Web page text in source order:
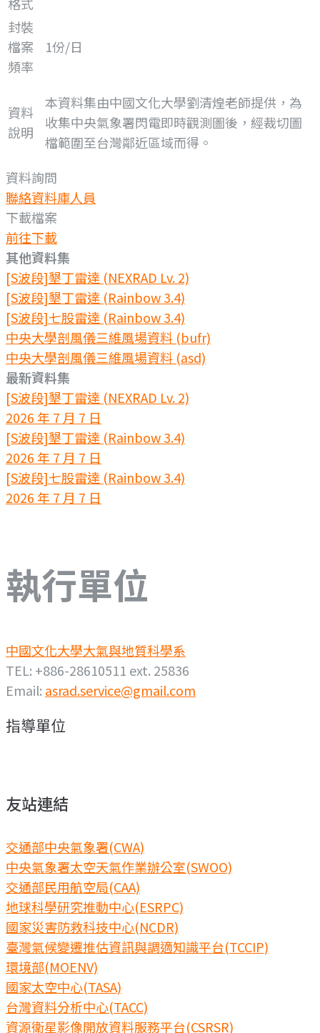
封裝
檔案
頻率
1份/日
資料
說明
本資料集由中國文化大學劉清煌老師提供，為
收集中央氣象署閃電即時觀測圖後，經裁切圖
檔範圍至台灣鄰近區域而得。
資料詢問
聯絡資料庫人員
下載檔案
前往下載
其他資料集
[S波段]墾丁雷達 (NEXRAD Lv. 2)
[S波段]墾丁雷達 (Rainbow 3.4)
[S波段]七股雷達 (Rainbow 3.4)
中央大學剖風儀三維風場資料 (bufr)
中央大學剖風儀三維風場資料 (asd)
最新資料集
[S波段]墾丁雷達 (NEXRAD Lv. 2)
2026 年 7 月 7 日
[S波段]墾丁雷達 (Rainbow 3.4)
2026 年 7 月 7 日
[S波段]七股雷達 (Rainbow 3.4)
2026 年 7 月 7 日
執行單位
中國文化大學大氣與地質科學系
TEL: +886-28610511 ext. 25836
Email: asrad.service@gmail.com
指導單位
友站連結
交通部中央氣象署(CWA)
中央氣象署太空天氣作業辦公室(SWOO)
交通部民用航空局(CAA)
地球科學研究推動中心(ESRPC)
國家災害防救科技中心(NCDR)
臺灣氣候變遷推估資訊與調適知識平台(TCCIP)
環境部(MOENV)
國家太空中心(TASA)
台灣資料分析中心(TACC)
資源衛星影像開放資料服務平台(CSRSR)